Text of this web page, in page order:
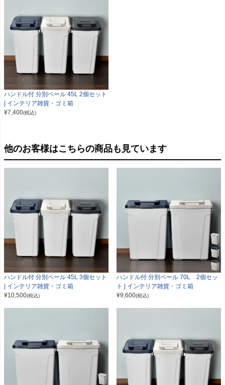
ハンドル付 分別ペール 45L 2個セット
| インテリア雑貨・ゴミ箱
¥7,400(税込)
他のお客様はこちらの商品も見ています
ハンドル付 分別ペール 45L 3個セット
| インテリア雑貨・ゴミ箱
¥10,500(税込)
ハンドル付 分別ペール 70L 2個セッ
ト | インテリア雑貨・ゴミ箱
¥9,600(税込)